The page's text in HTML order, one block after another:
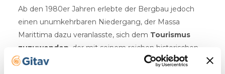
Ab den 1980er Jahren erlebte der Bergbau jedoch
einen unumkehrbaren Niedergang, der Massa
Marittima dazu veranlasste, sich dem Tourismus
zuzuwenden , der mit seinem reichen historischen
und künstlerischen Erbe sowie den Ausflugs- und